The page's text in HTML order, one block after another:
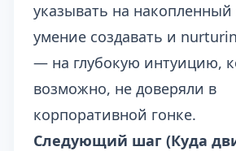
указывать на
умение создавать и
— на глубокую интуицию,
возможно, не доверяли в
корпоративной гонке.
Следующий шаг (Куда